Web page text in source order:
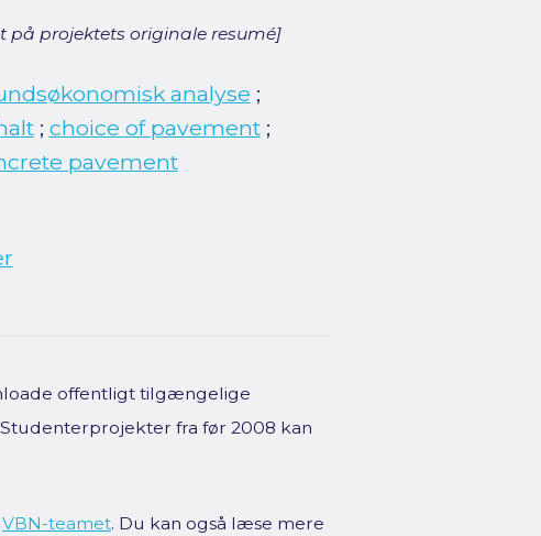
på projektets originale resumé]
analyse ;
; choice of pavement;
pavement
offentligt tilgængelige
fra før 2008 kan
VBN-teamet. Du kan også læse mere